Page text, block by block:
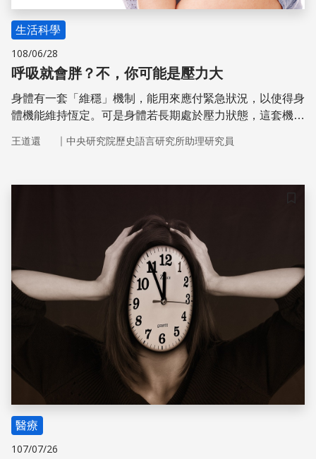
生活科學
108/06/28
呼吸就會胖？不，你可能是壓力大
身體有一套「維穩」機制，能用來應付緊急狀況，以使得身
體機能維持恆定。可是身體若長期處於壓力狀態，這套機制
究顯示，小鼠在遭遇壓力時特別喜愛好吃的食物，間接造成
王道還 ｜ 中央研究院歷史語言研究所助理研究員
醫療
107/07/26